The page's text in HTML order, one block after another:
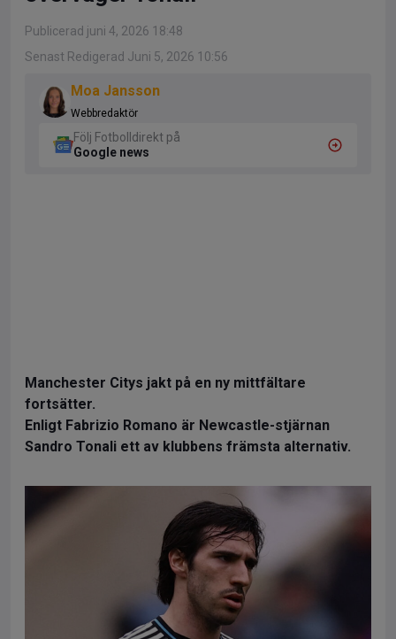
Publicerad juni 4, 2026 18:48
Senast Redigerad Juni 5, 2026 10:56
Moa Jansson
Webbredaktör
Följ Fotbolldirekt på
Google news
Manchester Citys jakt på en ny mittfältare
fortsätter.
Enligt Fabrizio Romano är Newcastle-stjärnan
Sandro Tonali ett av klubbens främsta alternativ.